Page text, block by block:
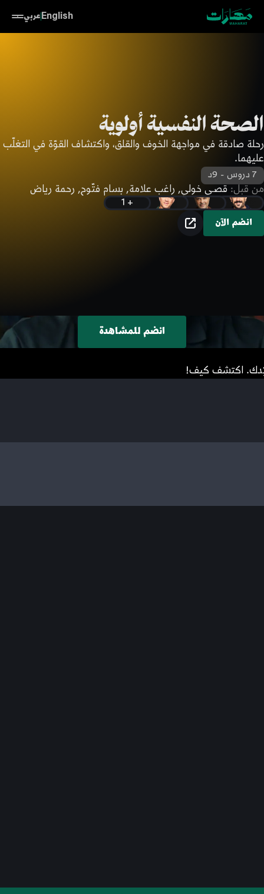
English عربي
الصحة النفسية أولوية
رحلة صادقة في مواجهة الخوف والقلق، واكتشاف القوّة في التغلّب
عليهما.
7 دروس - 9د
من قبل: قصـي خولي, راغب علامة, بسام فتّوح, رحمة رياض
+ 1
انضم الآن
انضم للمشاهدة
اكتشف كيف!